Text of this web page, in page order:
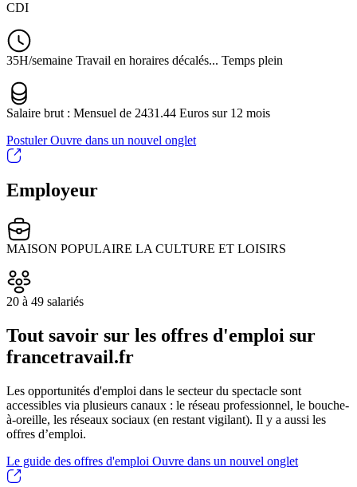
CDI
35H/semaine Travail en horaires décalés... Temps plein
Salaire brut : Mensuel de 2431.44 Euros sur 12 mois
PostulerOuvre dans un nouvel onglet
Employeur
MAISON POPULAIRE LA CULTURE ET LOISIRS
20 à 49 salariés
Tout savoir sur les offres d'emploi sur
francetravail.fr
Les opportunités d'emploi dans le secteur du spectacle sont
accessibles via plusieurs canaux : le réseau professionnel, le bouche-
à-oreille, les réseaux sociaux (en restant vigilant). Il y a aussi les
offres d’emploi.
Le guide des offres d'emploi Ouvre dans un nouvel onglet